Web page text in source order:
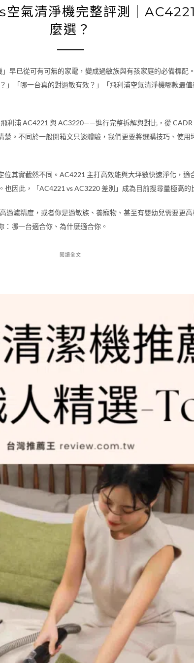
氣清淨機完整評測｜
麼選？
早已從可有可無的家電，變成過敏族與有孩家庭的必備標配
」「哪一台真的對過敏有效？」「飛利浦空氣清淨機哪款最
浦 AC4221 與 AC3220——進行完整拆解與對比，從 CADR
。不同於一般開箱文只談體驗，我們更要將選購技巧、使
其實截然不同。AC4221 主打高效能與大坪數快速淨化，
因此，「AC4221 vs AC3220 差別」成為目前搜尋量極高的
濾精度，或者你是過敏族、養寵物、甚至有嬰幼兒需要更
哪一台適合你、為什麼適合你。
閱讀全文